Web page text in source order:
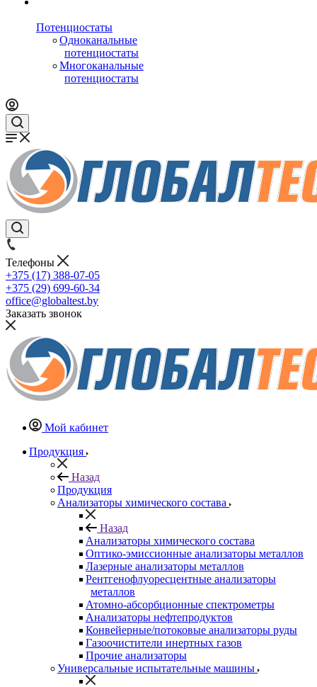
Потенциостаты
Одноканальные
потенциостаты
Многоканальные
потенциостаты
Телефоны
+375 (17) 388-07-05
+375 (29) 699-60-34
office@globaltest.by
Заказать звонок
Мой кабинет
Продукция
Назад
Продукция
Анализаторы химического состава
Назад
Анализаторы химического состава
Оптико-эмиссионные анализаторы металлов
Лазерные анализаторы металлов
Рентгенофлуоресцентные анализаторы
металлов
Атомно-абсорбционные спектрометры
Анализаторы нефтепродуктов
Конвейерные/потоковые анализаторы руды
Газоочистители инертных газов
Прочие анализаторы
Универсальные испытательные машины